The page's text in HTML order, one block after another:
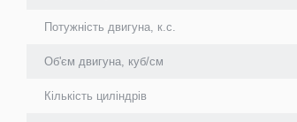
Потужність двигуна, к.с.
Об'єм двигуна, куб/см
Кількість циліндрів